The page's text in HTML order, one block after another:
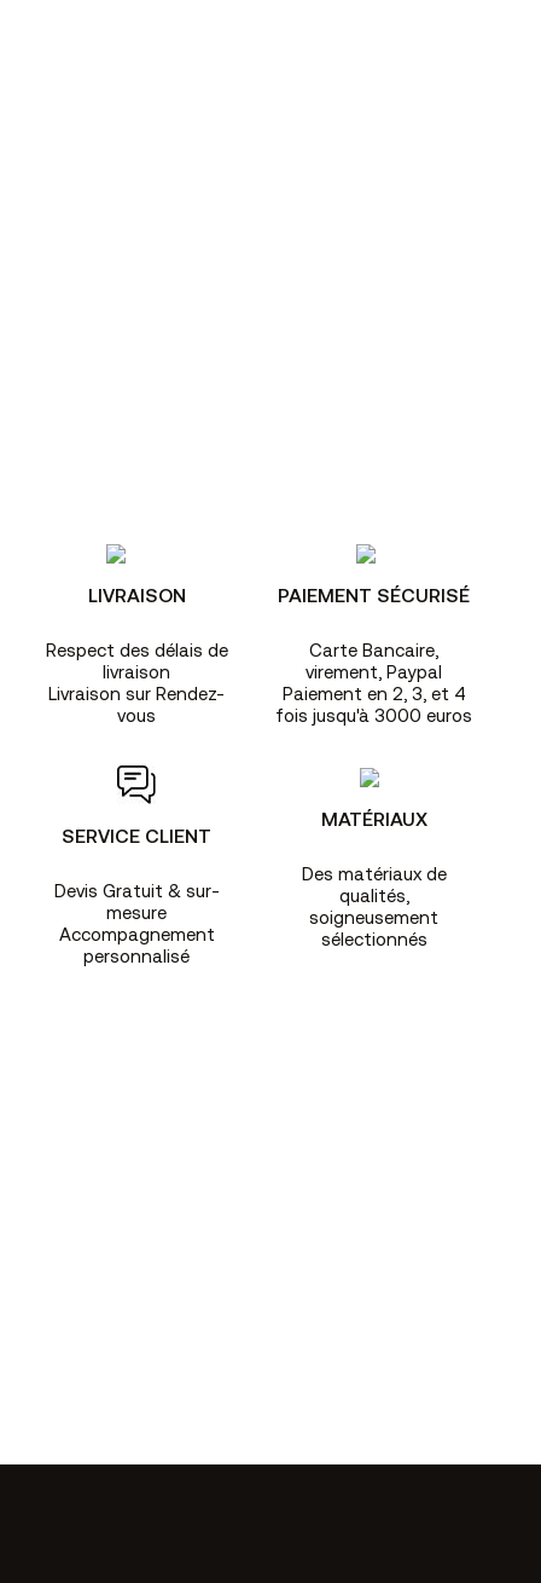
LIVRAISON
Respect des délais de
livraison
Livraison sur Rendez-
vous
PAIEMENT SÉCURISÉ
Carte Bancaire,
virement, Paypal
Paiement en 2, 3, et 4
fois jusqu'à 3000 euros
SERVICE CLIENT
Devis Gratuit & sur-
mesure
Accompagnement
personnalisé
MATÉRIAUX
Des matériaux de
qualités,
soigneusement
sélectionnés